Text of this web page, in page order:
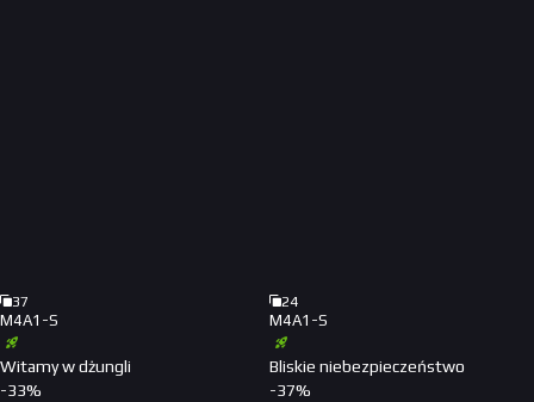
37
M4A1-S
Witamy w dżungli
-33%
24
M4A1-S
Bliskie niebezpieczeństwo
-37%